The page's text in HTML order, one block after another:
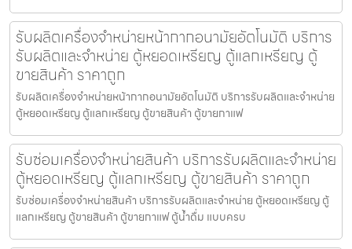
รับผลิตเครื่องจำหน่ายหน้ากากอนามัย​อัตโนมัติ บริการ
รับผลิตและจำหน่าย ตู้หยอดเหรียญ ตู้แลกเหรียญ ตู้
ขายสินค้า ราคาถูก
รับผลิตเครื่องจำหน่ายหน้ากากอนามัย​อัตโนมัติ บริการรับผลิตและจำหน่าย
ตู้หยอดเหรียญ ตู้แลกเหรียญ ตู้ขายสินค้า ตู้ขายกาแฟ
รับซ่อมเครื่องจำหน่ายสินค้า บริการรับผลิตและจำหน่าย
ตู้หยอดเหรียญ ตู้แลกเหรียญ ตู้ขายสินค้า ราคาถูก
รับซ่อมเครื่องจำหน่ายสินค้า บริการรับผลิตและจำหน่าย ตู้หยอดเหรียญ ตู้
แลกเหรียญ ตู้ขายสินค้า ตู้ขายกาแฟ ตู้น้ำดื่ม แบบครบ